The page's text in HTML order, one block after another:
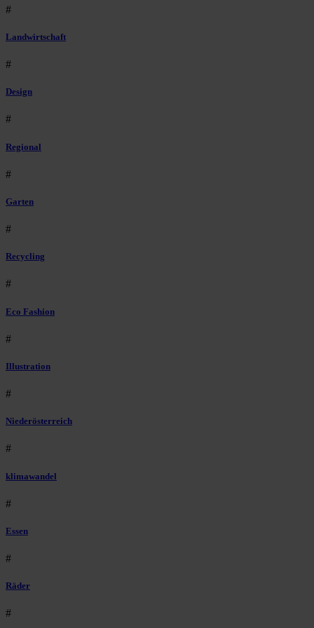
#
Landwirtschaft
#
Design
#
Regional
#
Garten
#
Recycling
#
Eco Fashion
#
Illustration
#
Niederösterreich
#
klimawandel
#
Essen
#
Räder
#